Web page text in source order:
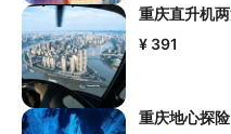
重庆直升机
¥ 391
重庆地心探